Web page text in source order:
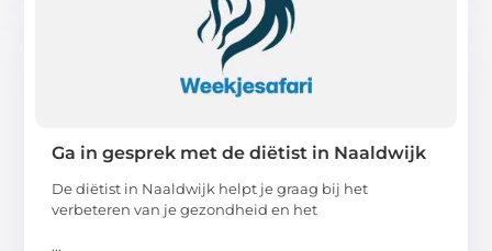
Ga in gesprek met de diëtist in Naaldwijk
De diëtist in Naaldwijk helpt je graag bij het
verbeteren van je gezondheid en het
...